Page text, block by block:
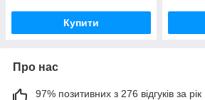
Купити
Про нас
97% позитивних з 276 відгуків за рік